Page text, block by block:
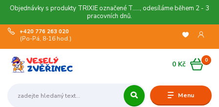
Objednávky s produkty TRIXIE označené T....., odesíláme během 2 - 3
pracovních dnů.
Menu
+420 776 263 020
(Po-Pá, 8-16 hod.)
0
0 Kč